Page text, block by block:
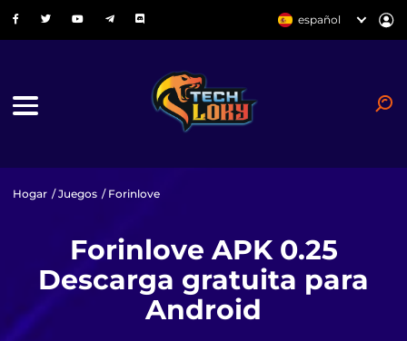
español
Hogar /Juegos / Forinlove
Forinlove APK 0.25
Descarga gratuita para
Android